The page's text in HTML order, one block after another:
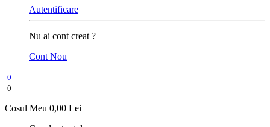
Autentificare
Nu ai cont creat ?
Cont Nou
0
0
Cosul Meu 0,00 Lei